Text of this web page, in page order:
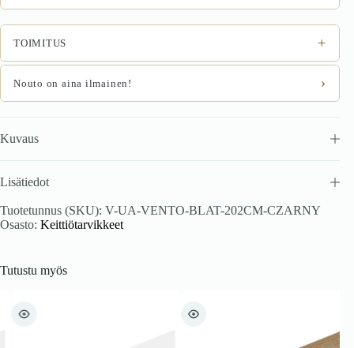
TOIMITUS +
Nouto on aina ilmainen! ›
Kuvaus
Lisätiedot
Tuotetunnus (SKU): V-UA-VENTO-BLAT-202CM-CZARNY
Osasto: Keittiötarvikkeet
Tutustu myös